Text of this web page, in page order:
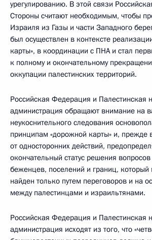
урегулированию. В этой связи
Стороны считают необходимым, чтобы
Израиля из Газы и части Западного
был осуществлен в контексте
карты», в координации с ПНА и стал
к полному и окончательному
оккупации палестинских территорий.
Российская Федерация и Палестинская
администрация обращают внимание на
неукоснительного следования
принципам «дорожной карты» и, прежде
от односторонних действий,
окончательный статус решения
беженцев, поселений и границ,
найден только путем переговоров и на
между палестинцами и израильтянами.
Российская Федерация и Палестинская
администрация исходят из того, что